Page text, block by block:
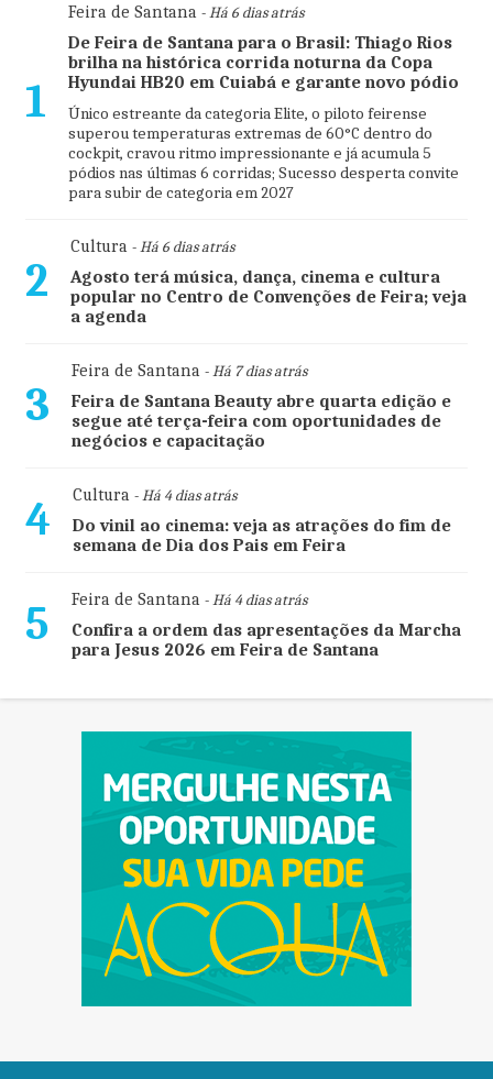
1
Feira de Santana- Há 6 dias atrás
De Feira de Santana para o Brasil: Thiago Rios
brilha na histórica corrida noturna da Copa
Hyundai HB20 em Cuiabá e garante novo pódio
Único estreante da categoria Elite, o piloto feirense
superou temperaturas extremas de 60°C dentro do
cockpit, cravou ritmo impressionante e já acumula 5
pódios nas últimas 6 corridas; Sucesso desperta convite
para subir de categoria em 2027
2
Cultura- Há 6 dias atrás
Agosto terá música, dança, cinema e cultura
popular no Centro de Convenções de Feira; veja
a agenda
3
Feira de Santana- Há 7 dias atrás
Feira de Santana Beauty abre quarta edição e
segue até terça-feira com oportunidades de
negócios e capacitação
4 Cultura- Há 4 dias atrás
Do vinil ao cinema: veja as atrações do fim de
semana de Dia dos Pais em Feira
5 Feira de Santana- Há 4 dias atrás
Confira a ordem das apresentações da Marcha
para Jesus 2026 em Feira de Santana